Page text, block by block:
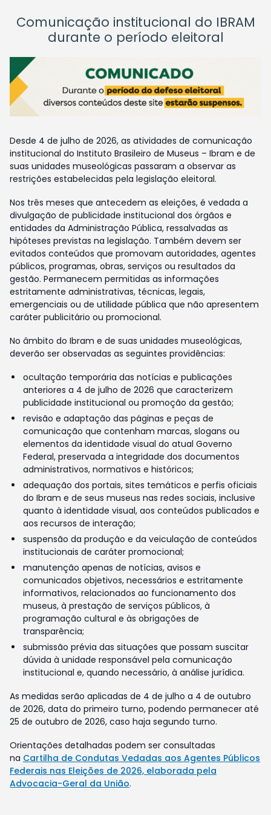
Comunicação institucional do IBRAM
durante o período eleitoral
Desde 4 de julho de 2026, as atividades de comunicação
institucional do Instituto Brasileiro de Museus – Ibram e de
suas unidades museológicas passaram a observar as
restrições estabelecidas pela legislação eleitoral.
Nos três meses que antecedem as eleições, é vedada a
divulgação de publicidade institucional dos órgãos e
entidades da Administração Pública, ressalvadas as
hipóteses previstas na legislação. Também devem ser
evitados conteúdos que promovam autoridades, agentes
públicos, programas, obras, serviços ou resultados da
gestão. Permanecem permitidas as informações
estritamente administrativas, técnicas, legais,
emergenciais ou de utilidade pública que não apresentem
caráter publicitário ou promocional.
No âmbito do Ibram e de suas unidades museológicas,
deverão ser observadas as seguintes providências:
ocultação temporária das notícias e publicações
anteriores a 4 de julho de 2026 que caracterizem
publicidade institucional ou promoção da gestão;
revisão e adaptação das páginas e peças de
comunicação que contenham marcas, slogans ou
elementos da identidade visual do atual Governo
Federal, preservada a integridade dos documentos
administrativos, normativos e históricos;
adequação dos portais, sites temáticos e perfis oficiais
do Ibram e de seus museus nas redes sociais, inclusive
quanto à identidade visual, aos conteúdos publicados e
aos recursos de interação;
suspensão da produção e da veiculação de conteúdos
institucionais de caráter promocional;
manutenção apenas de notícias, avisos e
comunicados objetivos, necessários e estritamente
informativos, relacionados ao funcionamento dos
museus, à prestação de serviços públicos, à
programação cultural e às obrigações de
transparência;
submissão prévia das situações que possam suscitar
dúvida à unidade responsável pela comunicação
institucional e, quando necessário, à análise jurídica.
As medidas serão aplicadas de 4 de julho a 4 de outubro
de 2026, data do primeiro turno, podendo permanecer até
25 de outubro de 2026, caso haja segundo turno.
Orientações detalhadas podem ser consultadas
na Cartilha de Condutas Vedadas aos Agentes Públicos
Federais nas Eleições de 2026, elaborada pela
Advocacia-Geral da União.